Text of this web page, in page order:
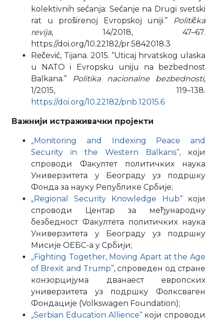
kolektivnih sećanja: Sećanje na Drugi svetski
rat u proširenoj Evropskoj uniji.”
Politička
revija, 14/2018, 47–67.
https://doi.org/10.22182/pr.5842018.3
Rečević, Tijana. 2015. “Uticaj hrvatskog ulaska
u NATO i Evropsku uniju na bezbednost
Balkana.” Politika nacionalne bezbednosti,
1/2015, 119–138.
https://doi.org/10.22182/pnb.12015.6
Важнији истраживачки пројекти
„Monitoring and Indexing Peace and
Security in the Western Balkans“, који
спроводи Факултет политичких наука
Универзитета у Београду уз подршку
Фонда за науку Републике Србије;
„Regional Security Knowledge Hub“који
спроводи Центар за међународну
безбедност Факултета политичких наука
Универзитета у Београду уз подршку
Мисије ОЕБС-а у Србији;
„Fighting Together, Moving Apart at the Age
of Brexit and Trump”, спроведен од стране
конзорцијума дванаест европских
универзитета уз подршку Фолксваген
Фондације (Volkswagen Foundation);
„Serbian Education Allience“који спроводи